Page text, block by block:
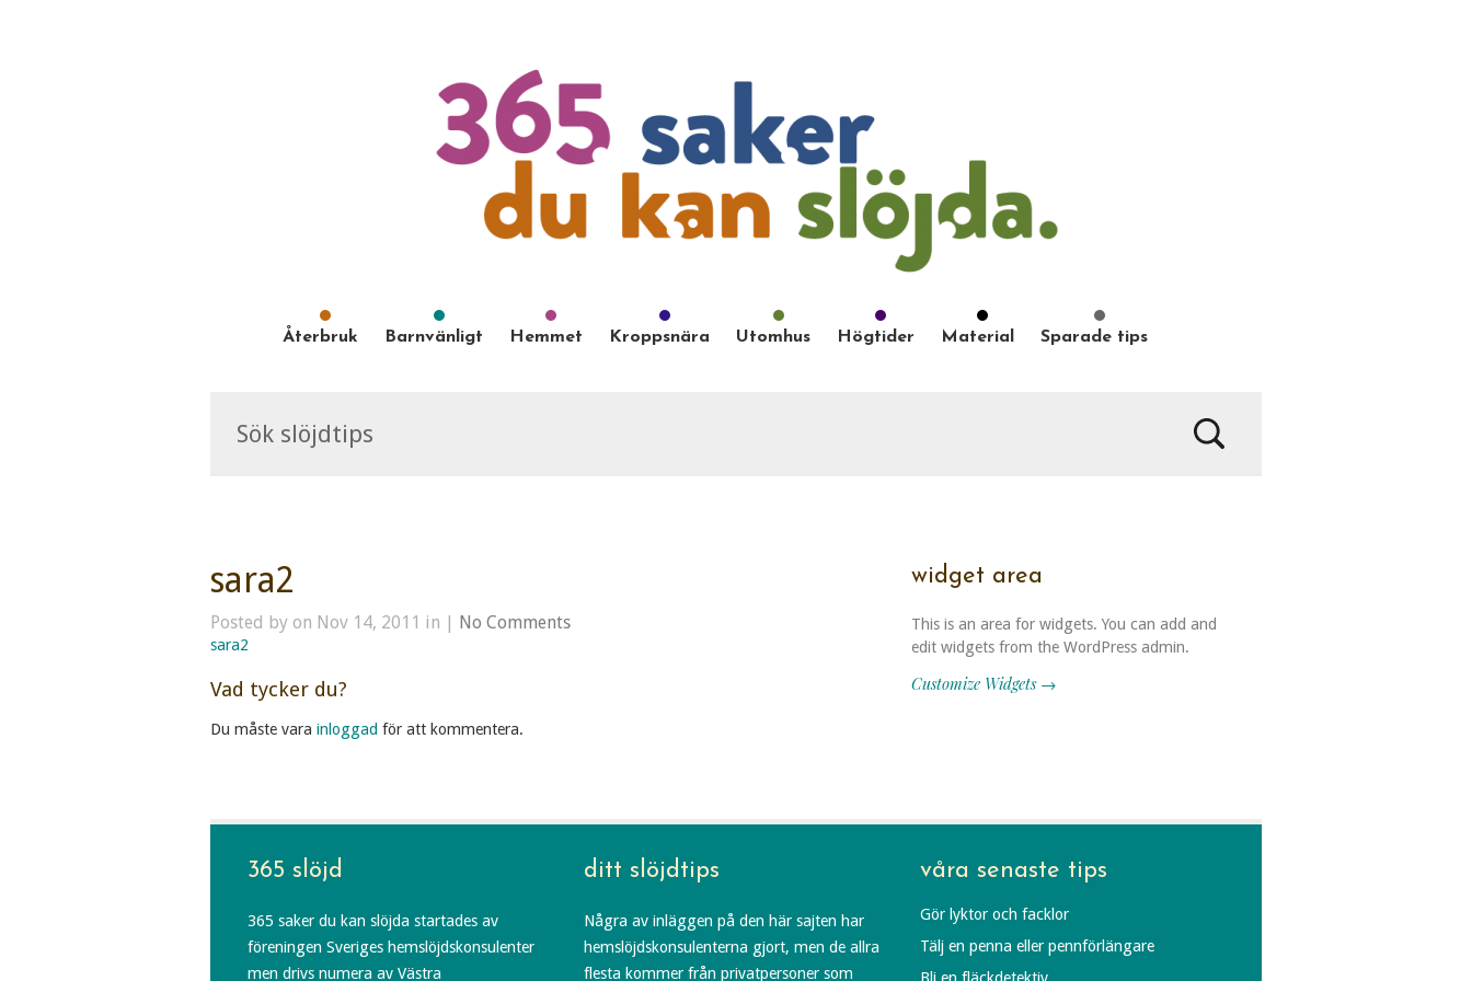
Återbruk Barnvänligt Hemmet Kroppsnära Utomhus Högtider Material Sparade tips
sara2
Posted by on Nov 14, 2011 in | No Comments
sara2
Vad tycker du?
Du måste vara inloggad för att kommentera.
widget area
This is an area for widgets. You can add and
edit widgets from the WordPress admin.
Customize Widgets →
365 slöjd
365 saker du kan slöjda startades av
föreningen Sveriges hemslöjdskonsulenter
men drivs numera av Västra
ditt slöjdtips
Några av inläggen på den här sajten har
hemslöjdskonsulenterna gjort, men de allra
flesta kommer från privatpersoner som
våra senaste tips
Gör lyktor och facklor
Tälj en penna eller pennförlängare
Bli en fläckdetektiv